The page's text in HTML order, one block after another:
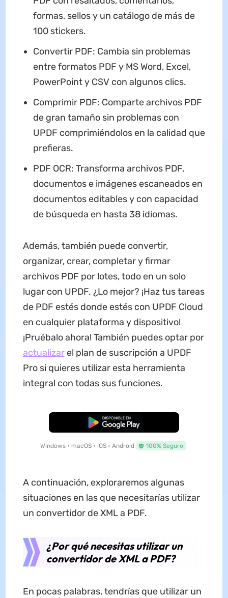
formas, sellos y un catálogo de más de
100 stickers.
Convertir PDF: Cambia sin problemas
entre formatos PDF y MS Word, Excel,
PowerPoint y CSV con algunos clics.
Comprimir PDF: Comparte archivos PDF
de gran tamaño sin problemas con
UPDF comprimiéndolos en la calidad que
prefieras.
PDF OCR: Transforma archivos PDF,
documentos e imágenes escaneados en
documentos editables y con capacidad
de búsqueda en hasta 38 idiomas.
Además, también puede convertir,
organizar, crear, completar y firmar
archivos PDF por lotes, todo en un solo
lugar con UPDF. ¿Lo mejor? ¡Haz tus tareas
de PDF estés donde estés con UPDF Cloud
en cualquier plataforma y dispositivo!
¡Pruébalo ahora! También puedes optar por
actualizarel plan de suscripción a UPDF
Pro si quieres utilizar esta herramienta
integral con todas sus funciones.
Descarga Gratuita
Windows • macOS • iOS • Android 100% Seguro
A continuación, exploraremos algunas
situaciones en las que necesitarías utilizar
un convertidor de XML a PDF.
¿Por qué necesitas utilizar un
convertidor de XML a PDF?
En pocas palabras, tendrías que utilizar un